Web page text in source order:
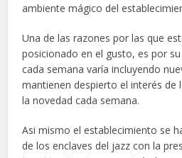
ambiente mágico del
Una de las razones por las que
posicionado en el gusto, es por
cada semana varía incluyendo
mantienen despierto el interés de
la novedad cada semana.
Asi mismo el establecimiento se
de los enclaves del jazz con la